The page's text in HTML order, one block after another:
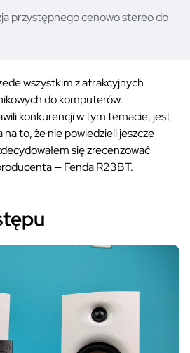
przystępnego cenowo stereo do
wszystkim z atrakcyjnych
do komputerów.
konkurencji w tym temacie, jest
na to, że nie powiedzieli jeszcze
się zrecenzować
— Fenda R23BT.